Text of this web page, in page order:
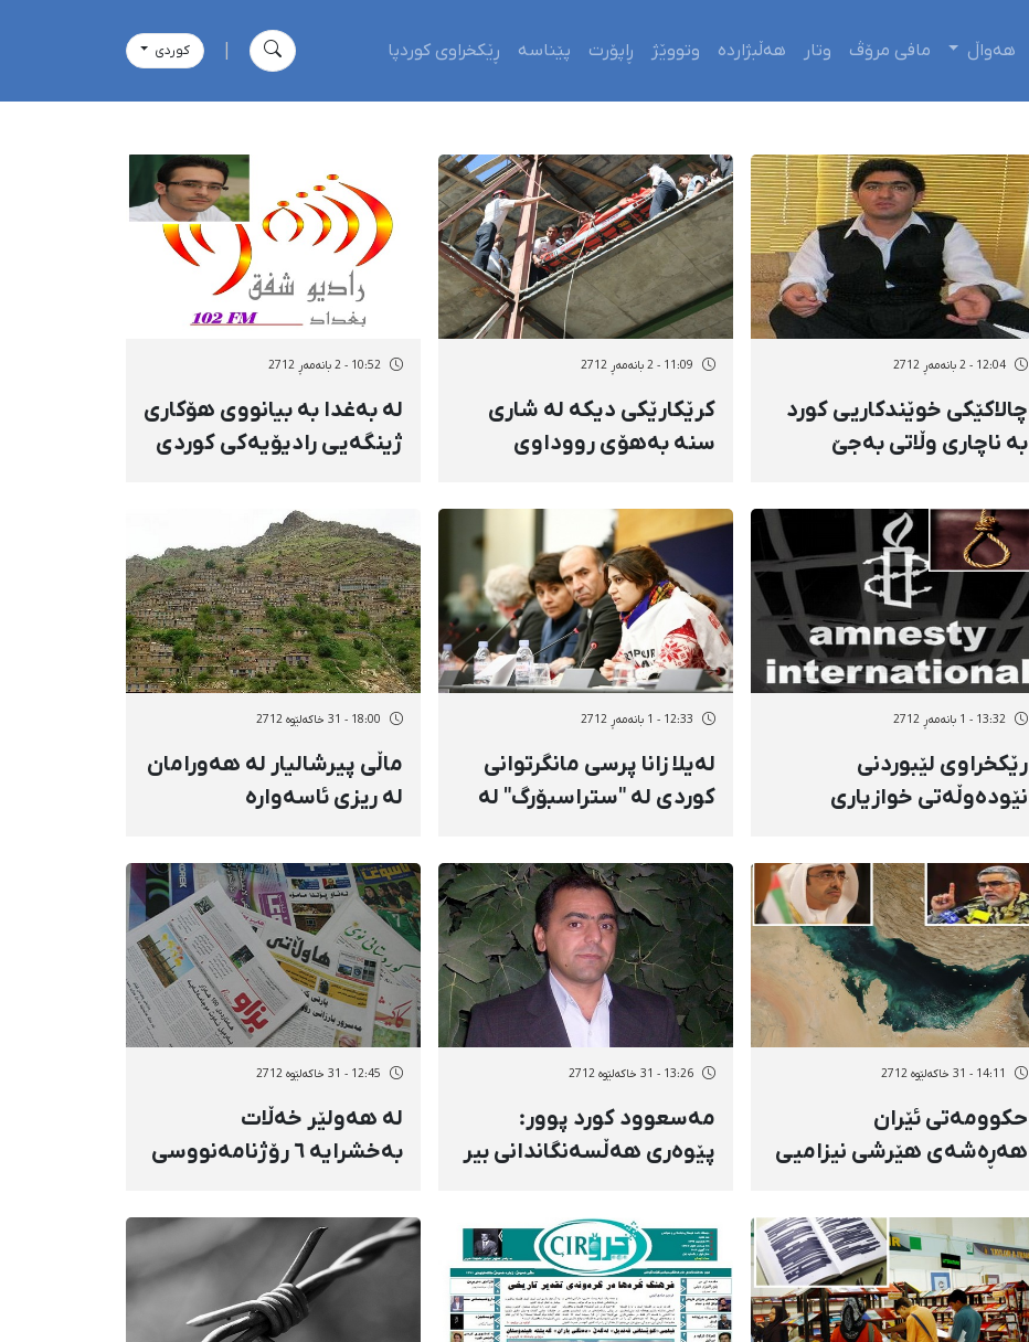
هەواڵ مافی مرۆڤ وتار هەڵبژاردە وتووێژ ڕاپۆرت پێناسە ڕێکخراوی کوردپا كوردی
12:04 - 2 بانەمەڕ 2712
چالاكێكی خوێندكاریی كورد
بە ناچاری وڵاتی بەجێ‌
11:09 - 2 بانەمەڕ 2712
كرێكارێكی دیكە لە شاری
سنە بەهۆی رووداوی
10:52 - 2 بانەمەڕ 2712
لە بەغدا بە بیانووی هۆكاری
ژینگەیی رادیۆیەكی كوردی
13:32 - 1 بانەمەڕ 2712
رێكخراوی لێبوردنی
نێودەوڵەتی خوازیاری
ئیعدامی چالاكێكی عەرەبی
ئەهوازە
12:33 - 1 بانەمەڕ 2712
لەیلا زانا پرسی مانگرتوانی
كوردی لە "ستراسبۆرگ" لە
18:00 - 31 خاکەلێوه 2712
ماڵی پیرشالیار لە هەورامان
لە ریزی ئاسەوارە
14:11 - 31 خاکەلێوه 2712
حكوومەتی ئێران
هەڕەشەی هێرشی نیزامیی
13:26 - 31 خاکەلێوه 2712
مەسعوود كورد پوور:
پێوەری هەڵسەنگاندانی بیر
چاپەمەنیی ئازادە
12:45 - 31 خاکەلێوه 2712
لە هەولێر خەڵات
بەخشرایە ٦ رۆژنامەنووسی